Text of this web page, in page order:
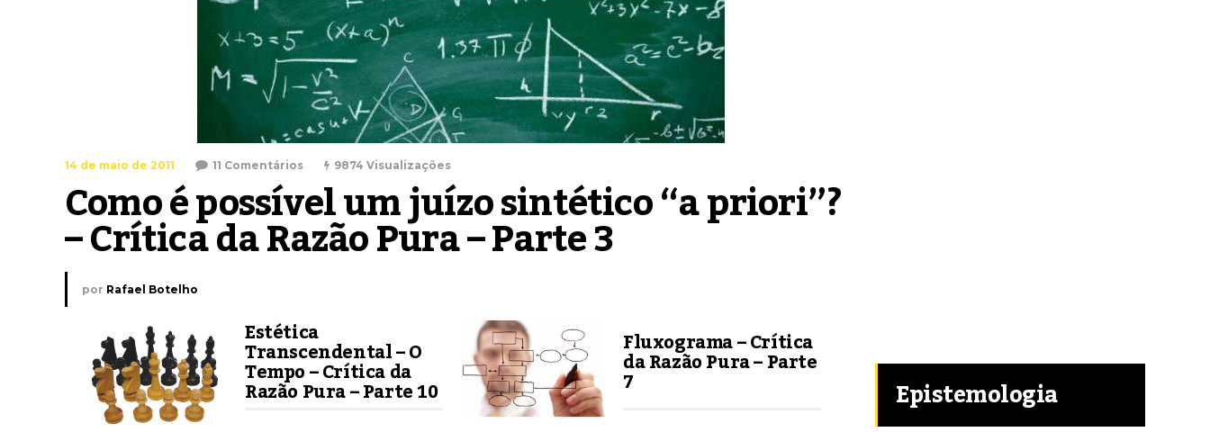
14 de maio de 2011 11 Comentários 9874 Visualizações
Como é possível um juízo sintético “a priori”?
– Crítica da Razão Pura – Parte 3
por Rafael Botelho
Estética
Transcendental – O
Tempo – Crítica da
Razão Pura – Parte 10
Fluxograma – Crítica
da Razão Pura – Parte
7 Epistemologia